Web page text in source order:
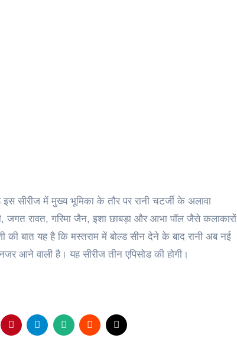
सीरीज में मुख्य भूमिका के तौर पर रानी चटर्जी के अलावा
जगत रावत, गरिमा जैन, इशा छाबड़ा और आभा पॉल जैसे कलाकारों
बात यह है कि मस्तराम में बोल्ड सीन देने के बाद रानी अब नई
आने वाली है। यह सीरीज तीन एपिसोड की होगी।